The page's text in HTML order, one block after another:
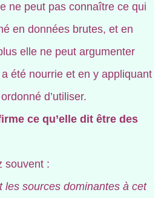
ne peut pas connaître ce qui
en données brutes, et en
elle ne peut argumenter
été nourrie et en y appliquant
d’utiliser.
ce qu’elle dit être des
souvent :
les sources dominantes à cet